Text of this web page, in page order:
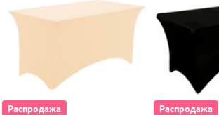
Распродажа Распродажа